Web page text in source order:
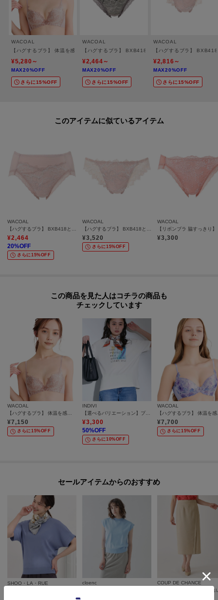
WACOAL
【ハグするブラ】 体温を感知してカラダになじむ 谷間メイク／BXB418
¥5,280～
MAX20%OFF
さらに15%OFF
WACOAL
【ハグするブラ】 BXB418とペア ショーツ／PXB218
¥2,464～
MAX20%OFF
さらに15%OFF
WACOAL
【ハグするブラ】
¥2,816～
MAX20%OFF
さらに15%OFF
このアイテムに似ているアイテム
WACOAL
¥2,464
20%OFF
さらに15%OFF
WACOAL
¥3,520
さらに15%OFF
WACOAL
¥3,300
この商品を見た人はコチラの商品も
チェックしています
WACOAL
【ハグするブラ】 体温を感知してカラダになじむ 谷間メイク／BXB418
¥7,150
さらに15%OFF
INDIVI
【選べるバリエーション】プリントTシャツ
¥3,300
50%OFF
さらに10%OFF
WACOAL
【ハグ
¥7,700
さらに15%OFF
セールアイテムからのおすすめ
SHOO・LA・RUE
cloenc
COUP DE CHANCE